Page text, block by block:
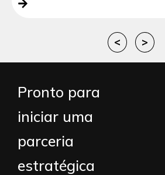
< >
Pronto para
iniciar uma
parceria
estratégica